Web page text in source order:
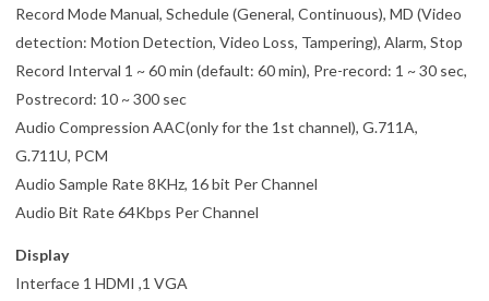
Record Mode Manual, Schedule (General, Continuous), MD (Video
detection: Motion Detection, Video Loss, Tampering), Alarm, Stop
Record Interval 1 ~ 60 min (default: 60 min), Pre-record: 1 ~ 30 sec,
Postrecord: 10 ~ 300 sec
Audio Compression AAC(only for the 1st channel), G.711A,
G.711U, PCM
Audio Sample Rate 8KHz, 16 bit Per Channel
Audio Bit Rate 64Kbps Per Channel
Display
Interface 1 HDMI ,1 VGA